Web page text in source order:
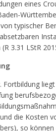
eines
typischer
3.31 LStR
Fortbildung
die Kosten
so